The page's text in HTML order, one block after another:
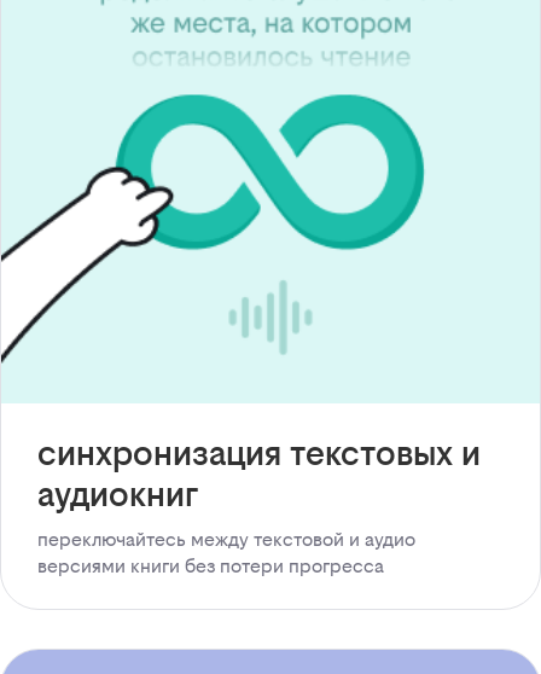
синхронизация текстовых и
аудиокниг
переключайтесь между текстовой и аудио
версиями книги без потери прогресса